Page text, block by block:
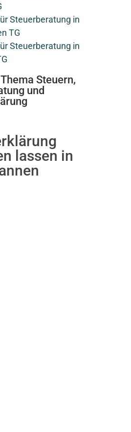
Steuerberatung in
TG
Steuerberatung in
Steuern,
und
lassen in